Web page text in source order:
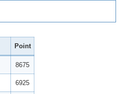
Point
8675
6925